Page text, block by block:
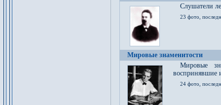
Cлушатели
23 фото,
Мировые знаменитости
Мировые
воспринявшие
24 фото,